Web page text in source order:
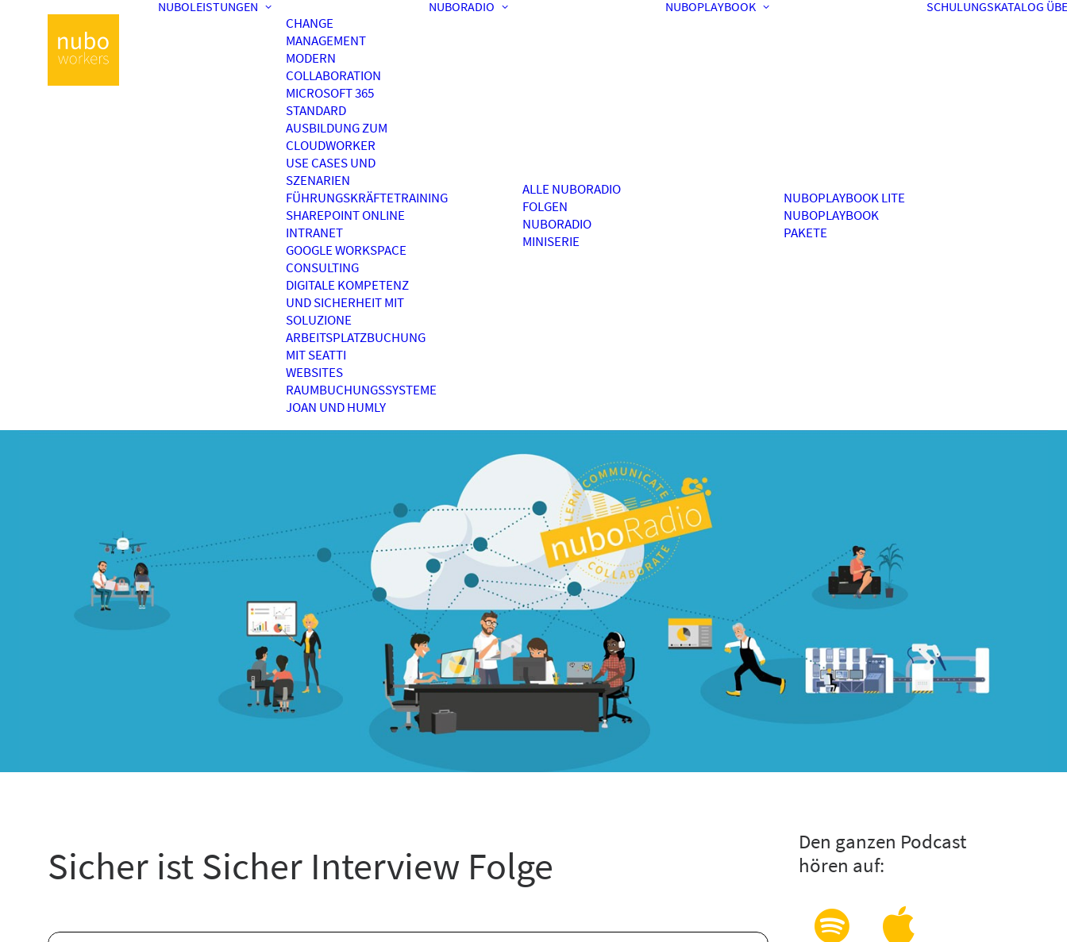
NUBOLEISTUNGEN
CHANGE
MANAGEMENT
MODERN
COLLABORATION
MICROSOFT 365
STANDARD
AUSBILDUNG ZUM
CLOUDWORKER
USE CASES UND
SZENARIEN
FÜHRUNGSKRÄFTETRAINING
SHAREPOINT ONLINE
INTRANET
GOOGLE WORKSPACE
CONSULTING
DIGITALE KOMPETENZ
UND SICHERHEIT MIT
SOLUZIONE
ARBEITSPLATZBUCHUNG
MIT SEATTI
WEBSITES
RAUMBUCHUNGSSYSTEME
JOAN UND HUMLY
NUBORADIO
ALLE NUBORADIO
FOLGEN
NUBORADIO
MINISERIE
NUBOPLAYBOOK
NUBOPLAYBOOK LITE
NUBOPLAYBOOK
PAKETE
SCHULUNGSKATALOG
Sicher ist Sicher Interview Folge
Den ganzen Podcast
hören auf: